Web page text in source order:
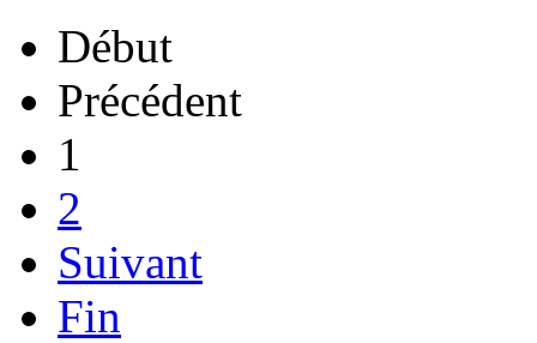
Début
Précédent
1
2
Suivant
Fin